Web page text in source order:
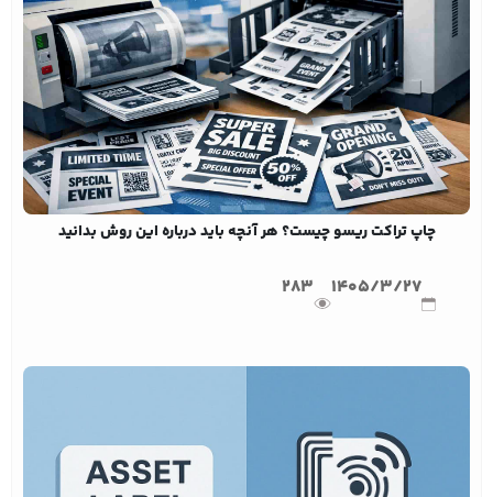
چاپ تراکت ریسو چیست؟ هر آنچه باید درباره این روش بدانید
1405/3/27
283